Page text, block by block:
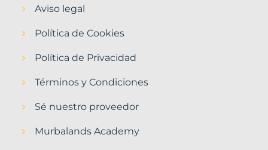
Aviso legal
Política de Cookies
Política de Privacidad
Términos y Condiciones
Sé nuestro proveedor
Murbalands Academy